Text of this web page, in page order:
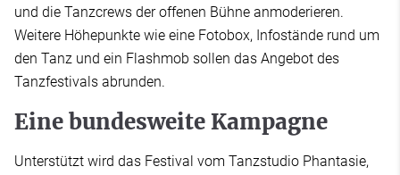
und die Tanzcrews der offenen Bühne anmoderieren.
Weitere Höhepunkte wie eine Fotobox, Infostände rund um
den Tanz und ein Flashmob sollen das Angebot des
Tanzfestivals abrunden.
Eine bundesweite Kampagne
Unterstützt wird das Festival vom Tanzstudio Phantasie,